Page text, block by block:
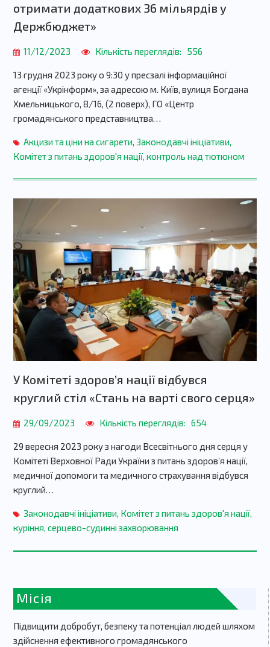
отримати додаткових 36 мільярдів у
Держбюджет»
11/12/2023 Кількість переглядів: 556
13 грудня 2023 року о 9:30 у пресзалі інформаційної
агенції «Укрінформ», за адресою м. Київ, вулиця Богдана
Хмельницького, 8/16, (2 поверх), ГО «Центр
громадянського представництва…
Акцизи та ціни на сигарети, Законодавчі ініціативи,
Комітет з питань здоров'я нації, контроль над тютюном
У Комітеті здоров’я нації відбувся
круглий стіл «Стань на варті свого серця»
29/09/2023 Кількість переглядів: 654
29 вересня 2023 року з нагоди Всесвітнього дня серця у
Комітеті Верховної Ради України з питань здоров’я нації,
медичної допомоги та медичного страхування відбувся
круглий…
Законодавчі ініціативи, Комітет з питань здоров'я нації,
куріння, серцево-судинні захворювання
Місія
Підвищити добробут, безпеку та потенціал людей шляхом
здійснення ефективного громадянського